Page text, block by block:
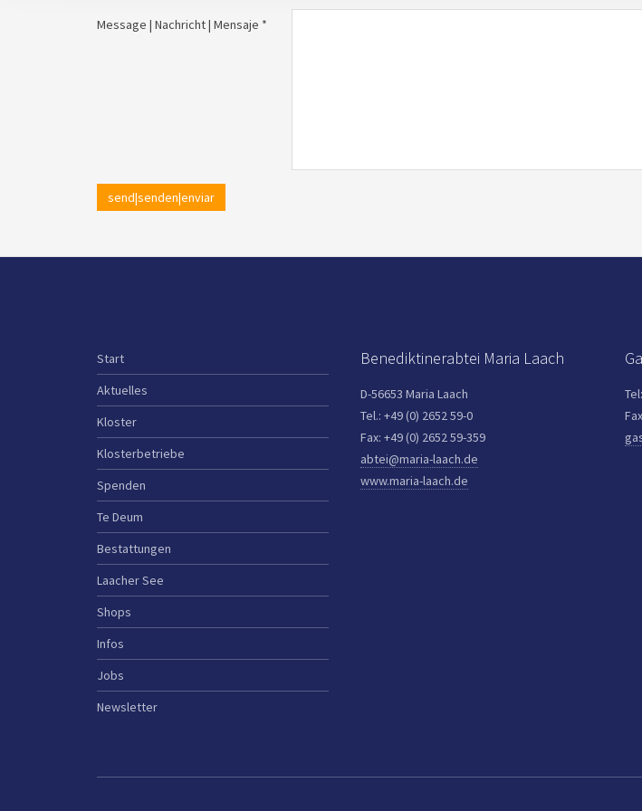
Message | Nachricht | Mensaje *
send|senden|enviar
Start
Aktuelles
Kloster
Klosterbetriebe
Spenden
Te Deum
Bestattungen
Laacher See
Shops
Infos
Jobs
Newsletter
Benediktinerabtei Maria Laach
D-56653 Maria Laach
Tel.: +49 (0) 2652 59-0
Fax: +49 (0) 2652 59-359
abtei@maria-laach.de
www.maria-laach.de